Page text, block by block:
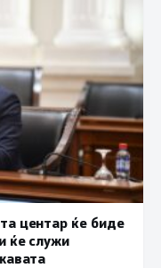
центар ќе биде
ќе служи